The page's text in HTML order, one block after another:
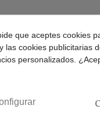
BFC2312BW,
DKP837W, DRN1027IC.
1CE340P,
que aceptes cookies
las cookies publicitarias
personalizados.